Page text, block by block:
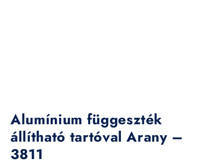
Alumínium függeszték
állítható tartóval Arany –
3811